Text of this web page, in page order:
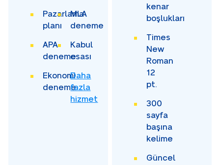
Pazarlama
planı
MLA
deneme
APA
deneme
Kabul
esası
Ekonomi
deneme
Daha
fazla
hizmet
kenar
boşlukları
Times
New
Roman
12
pt.
300
sayfa
başına
kelime
Güncel